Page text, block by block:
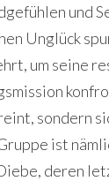
und
Unglück
um seine
sondern
ist
deren